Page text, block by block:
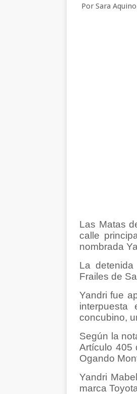
Por Sara
Las Matas
calle
nombrada
La
Frailes de
Yandri fue
concubino,
Según la
Artículo 405
Ogando
Yandri
marca